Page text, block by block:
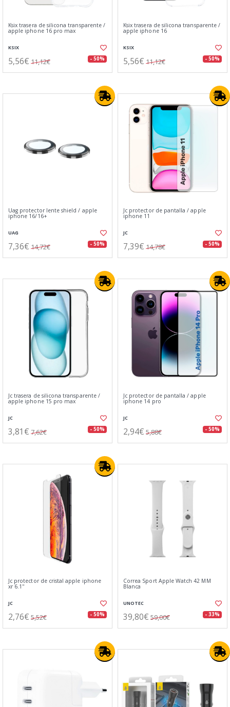
Ksix trasera de silicona transparente /
apple iphone 16 pro max
KSIX
5,56€ 11,12€ - 50%
Ksix trasera de silicona transparente /
apple iphone 16
KSIX
5,56€ 11,12€ - 50%
Uag protector lente shield / apple
iphone 16/16+
UAG
7,36€ 14,72€ - 50%
Jc protector de pantalla / apple
iphone 11
JC
7,39€ 14,78€ - 50%
Jc trasera de silicona transparente /
apple iphone 15 pro max
JC
3,81€ 7,62€ - 50%
Jc protector de pantalla / apple
iphone 14 pro
JC
2,94€ 5,88€ - 50%
Jc protector de cristal apple iphone
xr 6.1''
JC
2,76€ 5,52€ - 50%
Correa Sport Apple Watch 42 MM
Blanca
UNOTEC
39,80€ 59,00€ - 33%